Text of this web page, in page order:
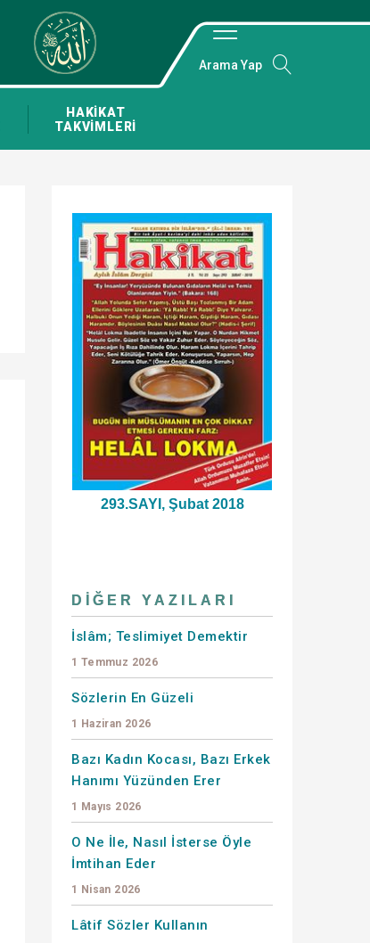
HAKİKAT
TAKVİMLERİ
Arama Yap
293.SAYI, Şubat 2018
DIĞER YAZILARI
İslâm; Teslimiyet Demektir
1 Temmuz 2026
Sözlerin En Güzeli
1 Haziran 2026
Bazı Kadın Kocası, Bazı Erkek
Hanımı Yüzünden Erer
1 Mayıs 2026
O Ne İle, Nasıl İsterse Öyle
İmtihan Eder
1 Nisan 2026
Lâtif Sözler Kullanın